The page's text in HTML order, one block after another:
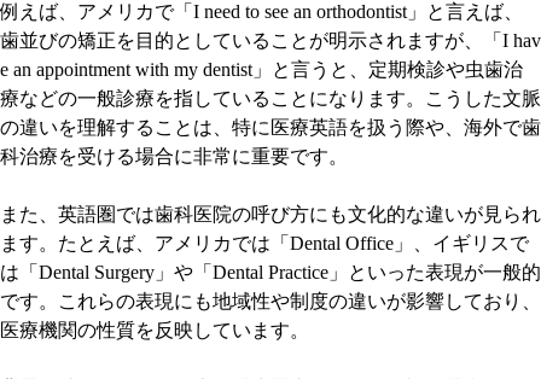
例えば、アメリカで「I need to see an orthodontist」と言えば、
歯並びの矯正を目的としていることが明示されますが、「I hav
e an appointment with my dentist」と言うと、定期検診や虫歯治
療などの一般診療を指していることになります。こうした文脈
の違いを理解することは、特に医療英語を扱う際や、海外で歯
科治療を受ける場合に非常に重要です。
また、英語圏では歯科医院の呼び方にも文化的な違いが見られ
ます。たとえば、アメリカでは「Dental Office」、イギリスで
は「Dental Surgery」や「Dental Practice」といった表現が一般的
です。これらの表現にも地域性や制度の違いが影響しており、
医療機関の性質を反映しています。